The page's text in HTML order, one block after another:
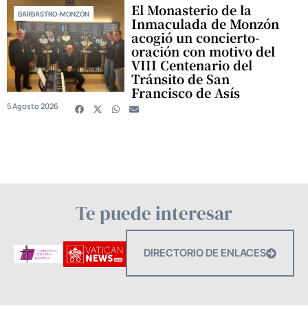
BARBASTRO-MONZÓN El Monasterio de la
Inmaculada de Monzón
acogió un concierto-
oración con motivo del
VIII Centenario del
Tránsito de San
Francisco de Asís
5 Agosto 2026
Te puede interesar
DIRECTORIO DE ENLACES